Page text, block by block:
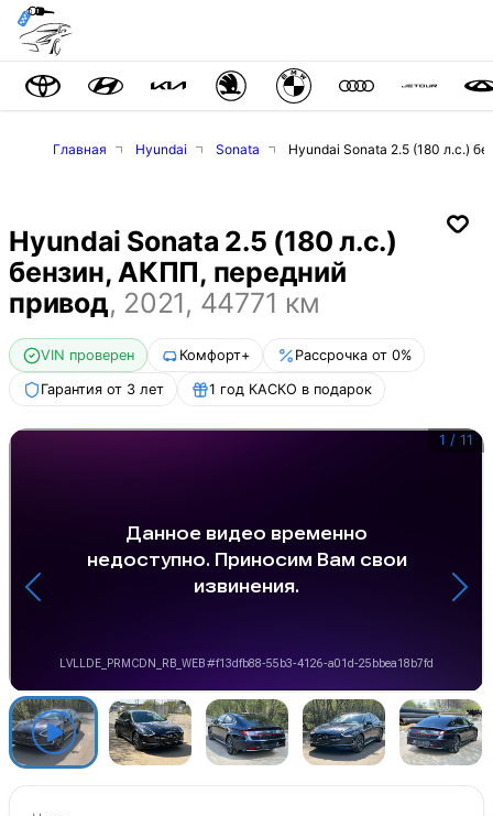
Главная Hyundai Sonata Hyundai Sonata 2.5 (180 л.с.)
Hyundai Sonata 2.5 (180 л.с.)
бензин, АКПП, передний
привод, 2021, 44771 км
VIN проверен Комфорт+ Рассрочка от 0%
Гарантия от 3 лет 1 год КАСКО в подарок
1 / 11